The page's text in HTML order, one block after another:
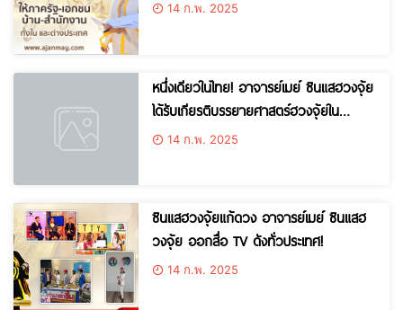
14 ก.พ. 2025
หนึ่งเดียวในไทย! อาจารย์เมย์ ซินแสฮวงจุ้ย
ได้รับเกียรติบรรยายศาสตร์ฮวงจุ้ยใน
ทำเนียบรัฐบาล!
14 ก.พ. 2025
ซินแสฮวงจุ้ยแก้ดวง อาจารย์เมย์ ซินแสฮ
วงจุ้ย ออกสื่อ TV ดังทั่วประเทศ!
14 ก.พ. 2025